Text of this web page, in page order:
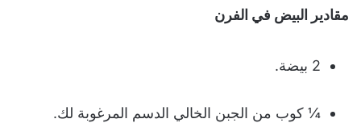
مقادير البيض في الفرن
2 بيضة.
¼ كوب من الجبن الخالي الدسم المرغوبة لك.